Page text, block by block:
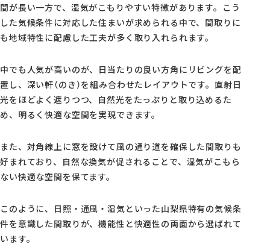
間が長い一方で、湿気がこもりやすい特徴があります。こう
した気候条件に対応した住まいが求められる中で、間取りに
も地域特性に配慮した工夫が多く取り入れられます。
中でも人気が高いのが、日当たりの良い方角にリビングを配
置し、深い軒（のき）を組み合わせたレイアウトです。直射日
光をほどよく遮りつつ、自然光をたっぷりと取り込めるた
め、明るく快適な空間を実現できます。
また、対角線上に窓を設けて風の通り道を確保した間取りも
好まれており、自然な換気が促されることで、湿気がこもら
ない快適な空間を保てます。
このように、日照・通風・湿気といった山梨県特有の気候条
件を意識した間取りが、機能性と快適性の両面から選ばれて
います。